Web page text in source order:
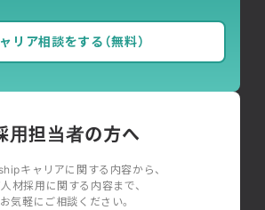
リア相談をする（無料）
用担当者の方へ
キャリアに関する内容から、
材採用に関する内容まで、
お気軽にご相談ください。